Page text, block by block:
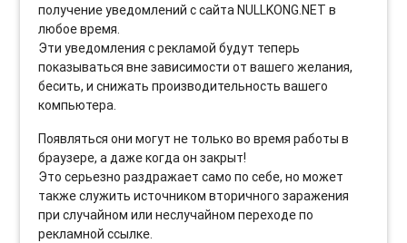
получение уведомлений с сайта NULLKONG.NET в
любое время.
Эти уведомления с рекламой будут теперь
показываться вне зависимости от вашего желания,
бесить, и снижать производительность вашего
компьютера.
Появляться они могут не только во время работы в
браузере, а даже когда он закрыт!
Это серьезно раздражает само по себе, но может
также служить источником вторичного заражения
при случайном или неслучайном переходе по
рекламной ссылке.